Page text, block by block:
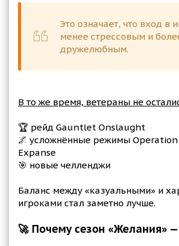
Это означает, что вход в
менее стрессовым и
дружелюбным.
В то же время, ветераны не
🏆 рейд Gauntlet Onslaught
🌌 усложнённые режимы Operation
Expanse
🎯 новые челленджи
Баланс между «казуальными» и
игроками стал заметно лучше.
🚀 Почему сезон «Желания»